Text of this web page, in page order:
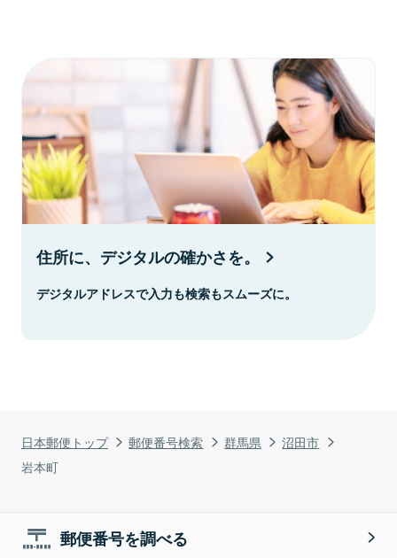
日本郵便トップ 郵便番号検索 群馬県
沼田市
岩本町
住所に、デジタルの確かさを。
デジタルアドレスで入力も検索もスムーズに。
郵便番号を調べる